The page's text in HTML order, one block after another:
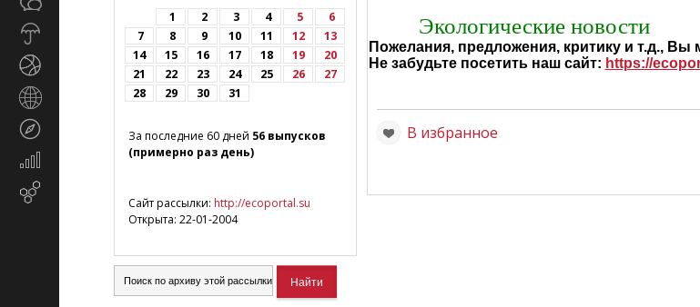
Экономика
маркетинг
1 2 3 4 5
6
7
8 9 10 11 12
13
14
15 16 17 18 19
20
21
22 23 24 25 26
27
28
29 30 31
За последние 60 дней 56 выпусков
(примерно раз день)
Сайт рассылки: http://ecoportal.su
Открыта: 22-01-2004
Экологические новости
Пожелания, предложения, критику и т.д., Вы
Не забудьте посетить наш сайт: https://
В избранное